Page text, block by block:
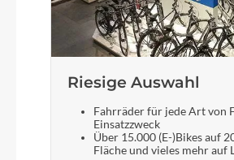
Leichtes, hochwertig
Aluminium mit
Kurbelgarnitur
Leichte, geschmiedete Kurbeln
mit 110 mm Länge und geringem
Riesige Auswahl
Fahrräder für jede Art von
Einsatzzweck
Über 15.000 (E-)Bikes auf
Fläche und vieles mehr auf